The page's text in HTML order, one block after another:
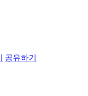
공유하기